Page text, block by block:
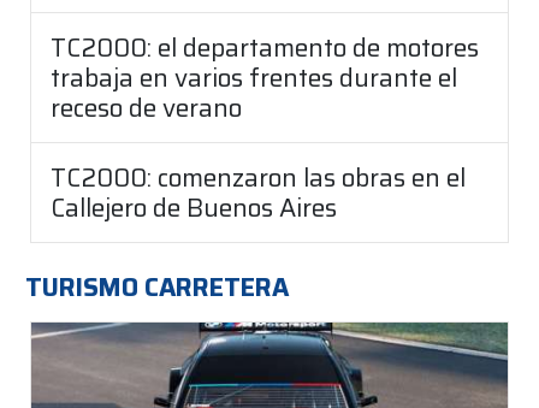
TC2000: el departamento de motores
trabaja en varios frentes durante el
receso de verano
TC2000: comenzaron las obras en el
Callejero de Buenos Aires
TURISMO CARRETERA